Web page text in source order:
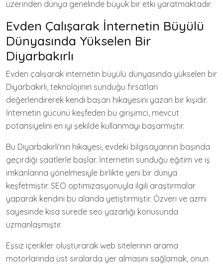
üzerinden dünya genelinde büyük bir etki yaratmaktadır.
Evden Çalışarak İnternetin Büyülü
Dünyasında Yükselen Bir
Diyarbakırlı
Evden çalışarak internetin büyülü dünyasında yükselen bir
Diyarbakırlı, teknolojinin sunduğu fırsatları
değerlendirerek kendi başarı hikayesini yazan bir kişidir.
İnternetin gücünü keşfeden bu girişimci, mevcut
potansiyelini en iyi şekilde kullanmayı başarmıştır.
Bu Diyarbakırlı'nın hikayesi, evdeki bilgisayarının başında
geçirdiği saatlerle başlar. İnternetin sunduğu eğitim ve iş
imkanlarına yönelmesiyle birlikte yeni bir dünya
keşfetmiştir. SEO optimizasyonuyla ilgili araştırmalar
yaparak kendini bu alanda yetiştirmiştir. Özveri ve azmi
sayesinde kısa sürede seo yazarlığı konusunda
uzmanlaşmıştır.
Eşsiz içerikler oluşturarak web sitelerinin arama
motorlarında üst sıralarda yer almasını sağlamak, onun